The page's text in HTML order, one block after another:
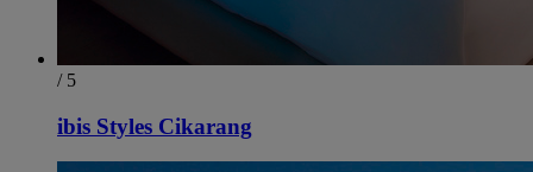
/ 5
ibis Styles Cikarang